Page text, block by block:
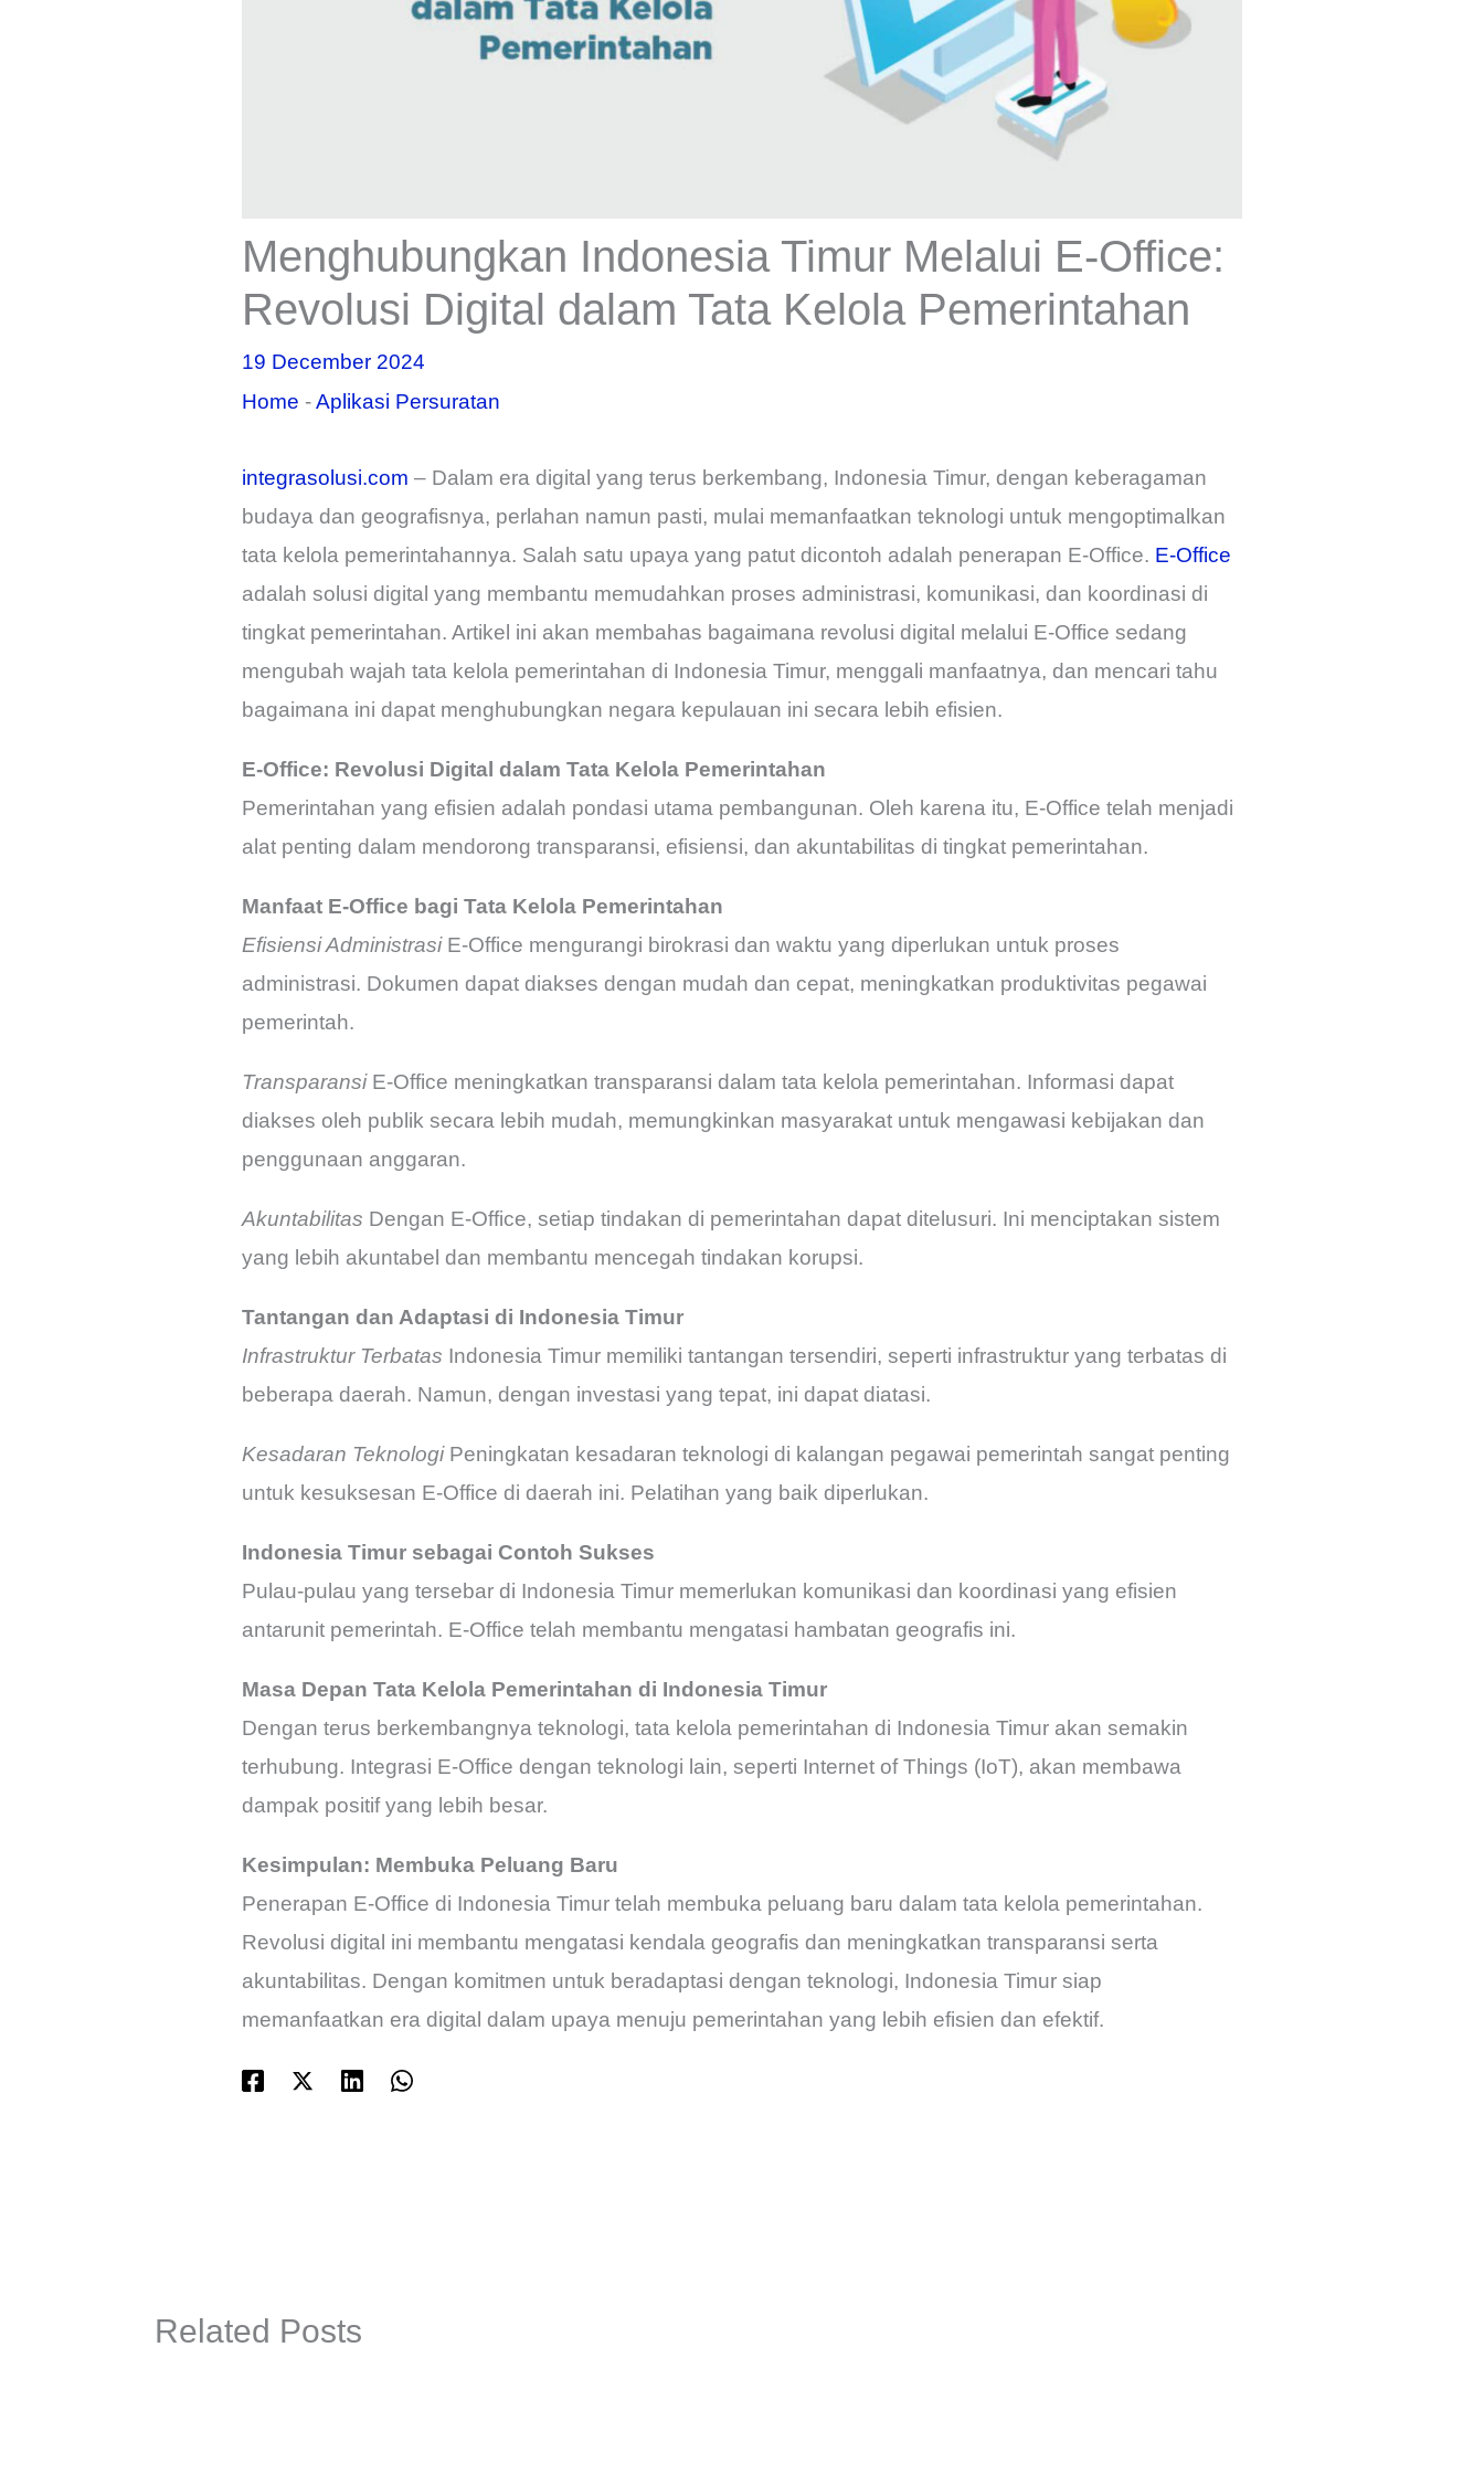
Menghubungkan Indonesia Timur Melalui E-Office:
Revolusi Digital dalam Tata Kelola Pemerintahan
19 December 2024
Home -Aplikasi Persuratan
integrasolusi.com – Dalam era digital yang terus berkembang, Indonesia Timur, dengan keberagaman
budaya dan geografisnya, perlahan namun pasti, mulai memanfaatkan teknologi untuk mengoptimalkan
tata kelola pemerintahannya. Salah satu upaya yang patut dicontoh adalah penerapan E-Office. E-Office
adalah solusi digital yang membantu memudahkan proses administrasi, komunikasi, dan koordinasi di
tingkat pemerintahan. Artikel ini akan membahas bagaimana revolusi digital melalui E-Office sedang
mengubah wajah tata kelola pemerintahan di Indonesia Timur, menggali manfaatnya, dan mencari tahu
bagaimana ini dapat menghubungkan negara kepulauan ini secara lebih efisien.
E-Office: Revolusi Digital dalam Tata Kelola Pemerintahan
Pemerintahan yang efisien adalah pondasi utama pembangunan. Oleh karena itu, E-Office telah menjadi
alat penting dalam mendorong transparansi, efisiensi, dan akuntabilitas di tingkat pemerintahan.
Manfaat E-Office bagi Tata Kelola Pemerintahan
Efisiensi AdministrasiE-Office mengurangi birokrasi dan waktu yang diperlukan untuk proses
administrasi. Dokumen dapat diakses dengan mudah dan cepat, meningkatkan produktivitas pegawai
pemerintah.
TransparansiE-Office meningkatkan transparansi dalam tata kelola pemerintahan. Informasi dapat
diakses oleh publik secara lebih mudah, memungkinkan masyarakat untuk mengawasi kebijakan dan
penggunaan anggaran.
Akuntabilitas Dengan E-Office, setiap tindakan di pemerintahan dapat ditelusuri. Ini menciptakan sistem
yang lebih akuntabel dan membantu mencegah tindakan korupsi.
Tantangan dan Adaptasi di Indonesia Timur
Infrastruktur Terbatas Indonesia Timur memiliki tantangan tersendiri, seperti infrastruktur yang terbatas di
beberapa daerah. Namun, dengan investasi yang tepat, ini dapat diatasi.
Kesadaran TeknologiPeningkatan kesadaran teknologi di kalangan pegawai pemerintah sangat penting
untuk kesuksesan E-Office di daerah ini. Pelatihan yang baik diperlukan.
Indonesia Timur sebagai Contoh Sukses
Pulau-pulau yang tersebar di Indonesia Timur memerlukan komunikasi dan koordinasi yang efisien
antarunit pemerintah. E-Office telah membantu mengatasi hambatan geografis ini.
Masa Depan Tata Kelola Pemerintahan di Indonesia Timur
Dengan terus berkembangnya teknologi, tata kelola pemerintahan di Indonesia Timur akan semakin
terhubung. Integrasi E-Office dengan teknologi lain, seperti Internet of Things (IoT), akan membawa
dampak positif yang lebih besar.
Kesimpulan: Membuka Peluang Baru
Penerapan E-Office di Indonesia Timur telah membuka peluang baru dalam tata kelola pemerintahan.
Revolusi digital ini membantu mengatasi kendala geografis dan meningkatkan transparansi serta
akuntabilitas. Dengan komitmen untuk beradaptasi dengan teknologi, Indonesia Timur siap
memanfaatkan era digital dalam upaya menuju pemerintahan yang lebih efisien dan efektif.
Related Posts